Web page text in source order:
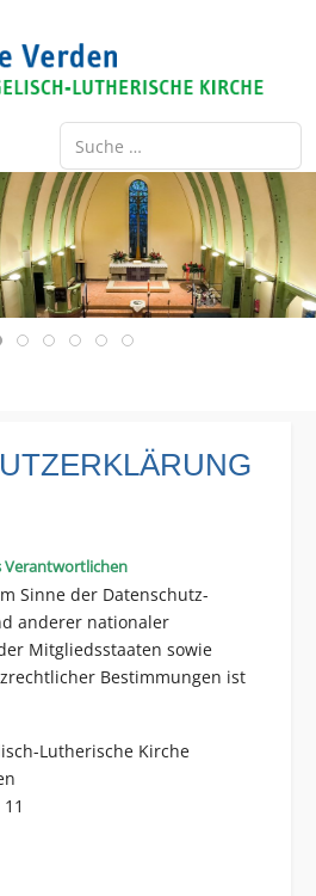
Suche ...
Type 2 or more characters for
Verantwortlichen
Sinne der Datenschutz-
anderer nationaler
Mitgliedsstaaten sowie
Bestimmungen ist
Lutherische Kirche